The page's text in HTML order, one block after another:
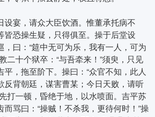
宴，请众大臣饮酒。惟董承托病不
皆恐操生疑，只得俱至。操于后堂设
，曰：“筵中无可为乐，我有一人，可为
二十个狱卒：“与吾牵来！”须臾，只见
平，拖至阶下。操曰：“众官不知，此人
反背朝廷，谋害曹某；今日天败，请听
打一顿，昏绝于地，以水喷面。吉平苏
而骂曰：“操贼！不杀我，更待何时！”操